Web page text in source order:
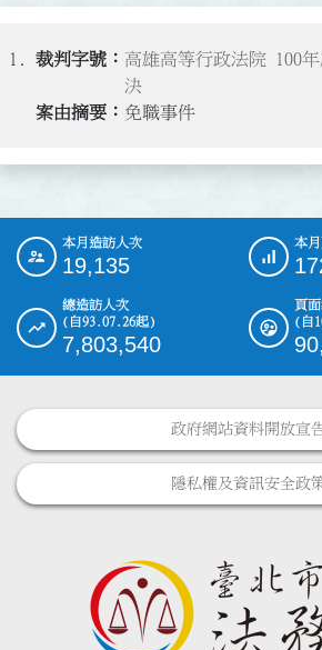
1.
高雄高等行政法院 100
決
免職事件
::: 本月造訪人次
19,135
本
總造訪人次
(自93.07.26起)
7,803,540
頁
(自
政府網站資料開放宣
隱私權及資訊安全政